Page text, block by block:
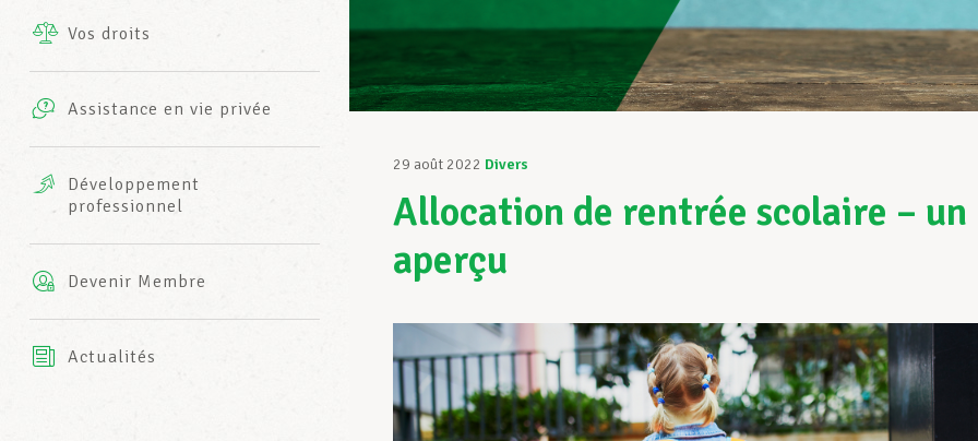
INFO-CENTER
Vos droits
Assistance en vie privée
complémentaires
AXA
Développement
professionnel
Devenir Membre
Actualités
29 août 2022 Divers
Allocation de rentrée scolaire – un
aperçu